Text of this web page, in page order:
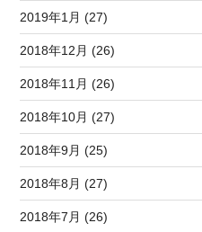
2019年1月 (27)
2018年12月 (26)
2018年11月 (26)
2018年10月 (27)
2018年9月 (25)
2018年8月 (27)
2018年7月 (26)